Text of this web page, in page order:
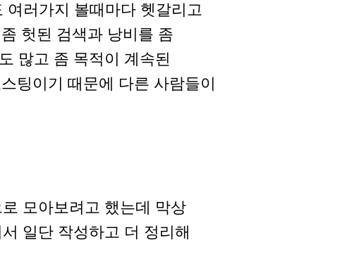
러가지 볼때마다 헷갈리고
헛된 검색과 낭비를 좀
많고 좀 목적이 계속된
팅이기 때문에 다른 사람들이
모아보려고 했는데 막상
일단 작성하고 더 정리해